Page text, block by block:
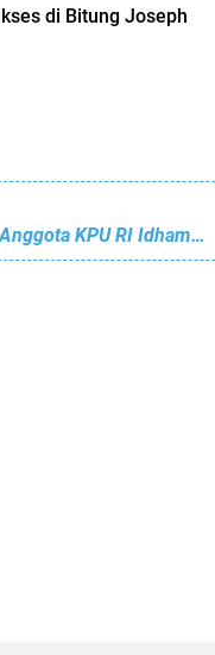
di Bitung Joseph
Di Rakornas Persiapan Penetapan Paslon Terpilih, Anggota KPU RI Idham Kholik Apresiasi KPU Bitung Tidak ada Gugatan